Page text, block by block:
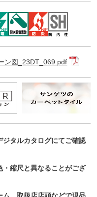
ン図_23DT_069.pdf
ジタルカタログにてご確認
・縮尺と異なることがござ